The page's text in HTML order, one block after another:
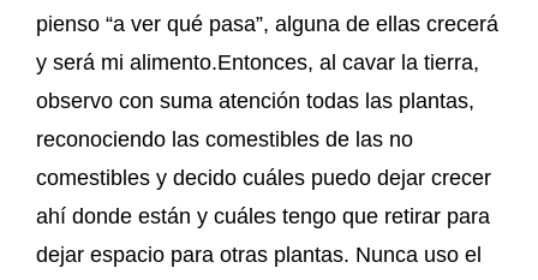
pienso “a ver qué pasa”, alguna de ellas crecerá
y será mi alimento.Entonces, al cavar la tierra,
observo con suma atención todas las plantas,
reconociendo las comestibles de las no
comestibles y decido cuáles puedo dejar crecer
ahí donde están y cuáles tengo que retirar para
dejar espacio para otras plantas. Nunca uso el